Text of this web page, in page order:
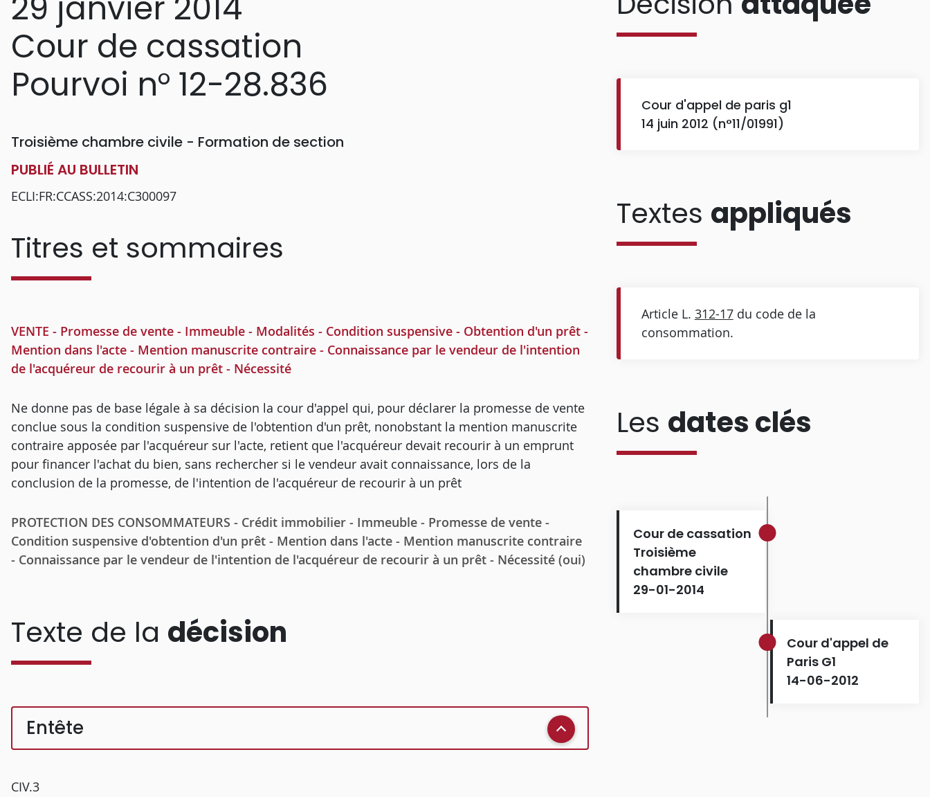
Cour de cassation
Pourvoi n° 12-28.836
Troisième chambre civile - Formation de section
PUBLIÉ AU BULLETIN
ECLI:FR:CCASS:2014:C300097
Titres et sommaires
VENTE - Promesse de vente - Immeuble - Modalités - Condition suspensive - Obtention d'un prêt -
Mention dans l'acte - Mention manuscrite contraire - Connaissance par le vendeur de l'intention
de l'acquéreur de recourir à un prêt - Nécessité
Ne donne pas de base légale à sa décision la cour d'appel qui, pour déclarer la promesse de vente
conclue sous la condition suspensive de l'obtention d'un prêt, nonobstant la mention manuscrite
contraire apposée par l'acquéreur sur l'acte, retient que l'acquéreur devait recourir à un emprunt
pour financer l'achat du bien, sans rechercher si le vendeur avait connaissance, lors de la
conclusion de la promesse, de l'intention de l'acquéreur de recourir à un prêt
PROTECTION DES CONSOMMATEURS - Crédit immobilier - Immeuble - Promesse de vente -
Condition suspensive d'obtention d'un prêt - Mention dans l'acte - Mention manuscrite contraire
- Connaissance par le vendeur de l'intention de l'acquéreur de recourir à un prêt - Nécessité (oui)
Texte de la décision
Entête
CIV.3
Cour d'appel de paris g1
14 juin 2012 (n°11/01991)
Textes appliqués
Article L. 312-17du code de la
consommation.
Les dates clés
Cour de cassation
Troisième
chambre civile
29-01-2014
Cour d'appel de
Paris G1
14-06-2012